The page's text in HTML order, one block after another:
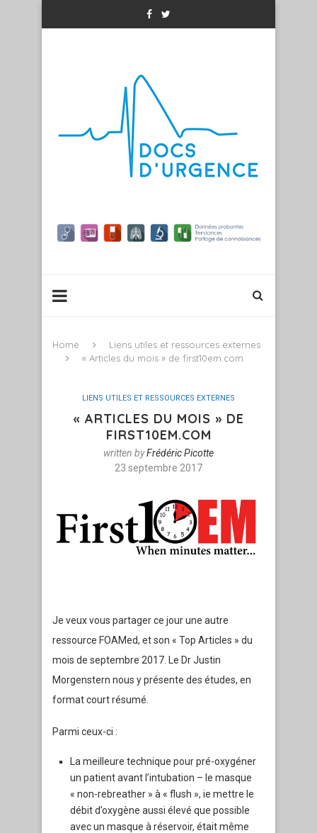
Home
Liens utiles et ressources externes
« Articles du mois » de first10em.com
LIENS UTILES ET RESSOURCES EXTERNES
« ARTICLES DU MOIS » DE
FIRST10EM.COM
written byFrédéric Picotte
23 septembre 2017
Je veux vous partager ce jour une autre
ressource FOAMed, et son « Top Articles » du
mois de septembre 2017. Le Dr Justin
Morgenstern nous y présente des études, en
format court résumé.
Parmi ceux-ci :
La meilleure technique pour pré-oxygéner
un patient avant l’intubation – le masque
« non-rebreather » à « flush », ie mettre le
débit d’oxygène aussi élevé que possible
avec un masque à réservoir, était même